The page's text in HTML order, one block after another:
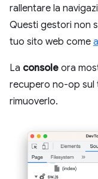
rallentare la
Questi gestori non
tuo sito web come
La console ora
recupero no-op sul
rimuoverlo.